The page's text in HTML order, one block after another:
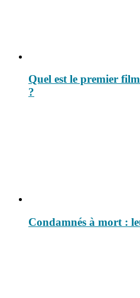
Quel est le premier
?
Condamnés à mort :